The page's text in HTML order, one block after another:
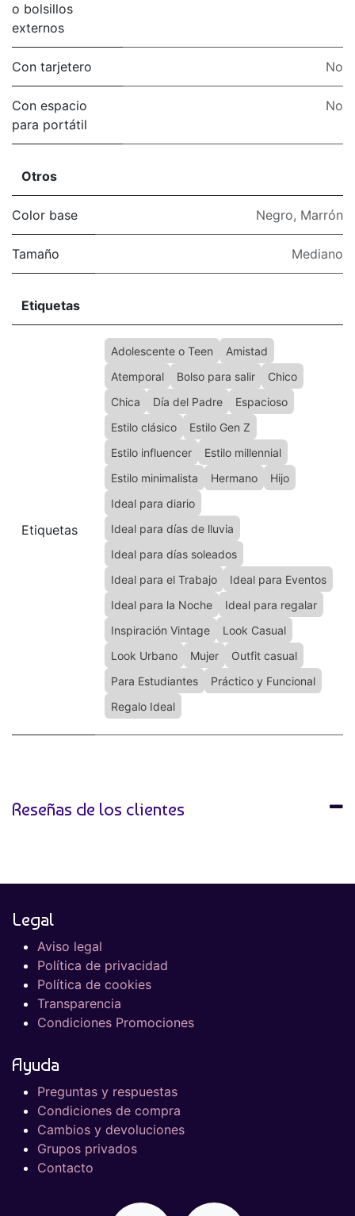
o bolsillos
externos
Con tarjetero No
Con espacio
para portátil
No
Otros
Color base Negro, Marrón
Tamaño Mediano
Etiquetas
Etiquetas
Adolescente o Teen
Amistad
Atemporal
Bolso para salir
Chico
Chica
Día del Padre
Espacioso
Estilo clásico
Estilo Gen Z
Estilo influencer
Estilo millennial
Estilo minimalista
Hermano
Hijo
Ideal para diario
Ideal para días de lluvia
Ideal para días soleados
Ideal para el Trabajo
Ideal para Eventos
Ideal para la Noche
Ideal para regalar
Inspiración Vintage
Look Casual
Look Urbano
Mujer
Outfit casual
Para Estudiantes
Práctico y Funcional
Regalo Ideal
Reseñas de los clientes
Legal
Aviso legal
Política de privacidad
Política de cookies
Transparencia
Condiciones Promociones
Ayuda
Preguntas y respuestas
Condiciones de compra
Cambios y devoluciones
Grupos privados
Contacto